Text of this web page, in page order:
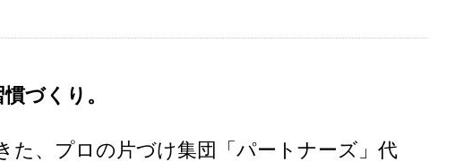
づくり。
、プロの片づけ集団「パートナーズ」代